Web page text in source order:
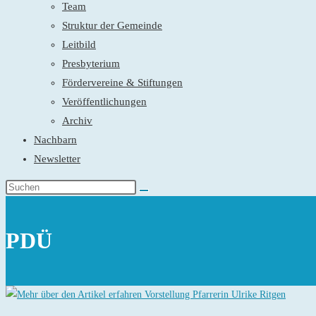
Team
Struktur der Gemeinde
Leitbild
Presbyterium
Fördervereine & Stiftungen
Veröffentlichungen
Archiv
Nachbarn
Newsletter
PDÜ